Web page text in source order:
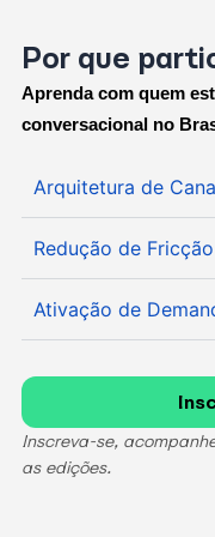
Por que
Aprenda com quem
conversacional no
Arquitetura de
Redução de
Ativação de
Inscreva-se,
as edições.